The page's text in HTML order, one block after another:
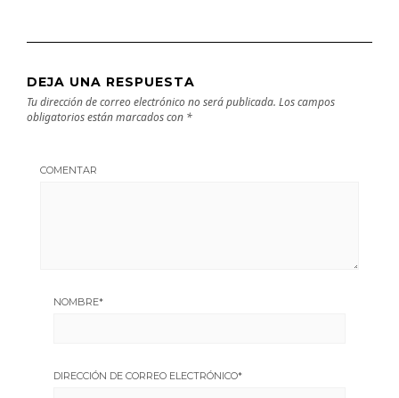
DEJA UNA RESPUESTA
Tu dirección de correo electrónico no será publicada. Los campos
obligatorios están marcados con *
COMENTAR
NOMBRE*
DIRECCIÓN DE CORREO ELECTRÓNICO*